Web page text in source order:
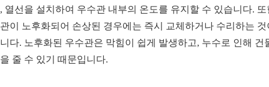
열선을 설치하여 우수관 내부의 온도를 유지할 수 있습니다. 또
이 노후화되어 손상된 경우에는 즉시 교체하거나 수리하는 것
다. 노후화된 우수관은 막힘이 쉽게 발생하고, 누수로 인해 건
줄 수 있기 때문입니다.